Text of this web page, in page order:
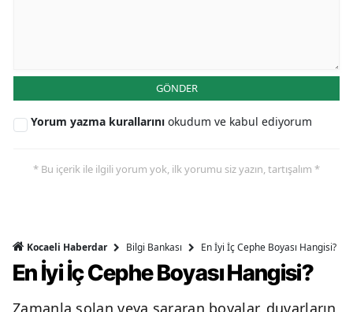
GÖNDER
Yorum yazma kurallarını okudum ve kabul ediyorum
* Bu içerik ile ilgili yorum yok, ilk yorumu siz yazın, tartışalım *
Kocaeli Haberdar Bilgi Bankası En İyi İç Cephe Boyası Hangisi?
En İyi İç Cephe Boyası Hangisi?